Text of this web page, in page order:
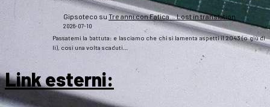
Gipsoteco su Tre anni con Fatica… Lost in translation
2026-07-10
Passatemi la battuta: e lasciamo che chi si lamenta aspetti il 2043 (o giù di
lì), così una volta scaduti…
Link esterni: